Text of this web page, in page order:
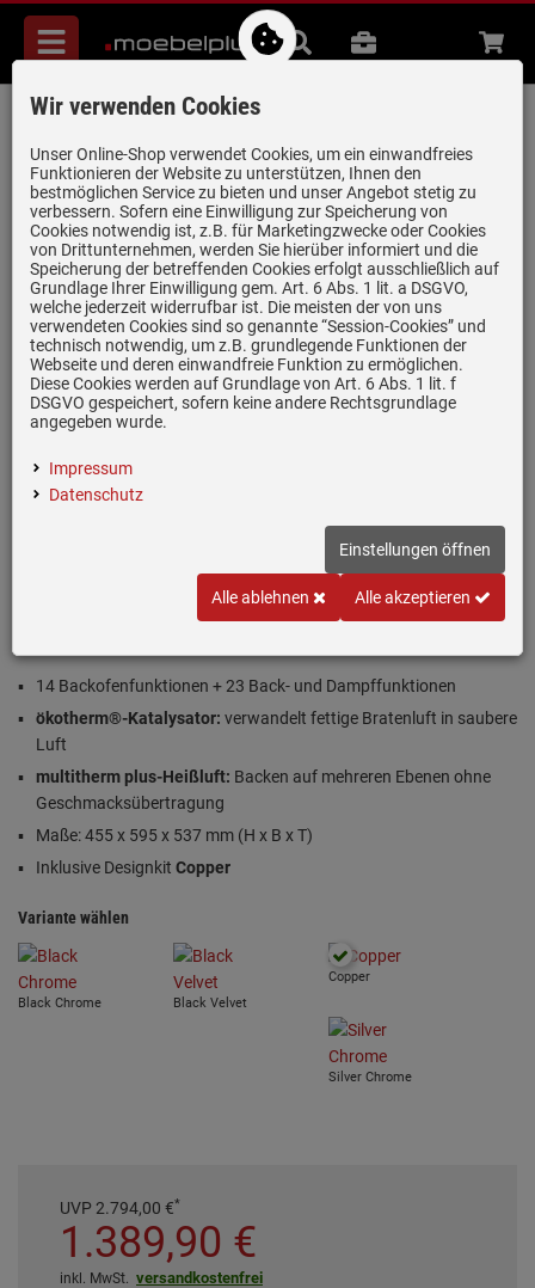
Menü
Suche
B2B Beratung
Küppersbusch CBD6550.0S7 K-Series. 5
Dampfbackofen Schwarz/Copper
Artikel-Nummer:19962291 | Herstellernummer: CBD6550.0S7 |
EAN:4037321040596
14 Backofenfunktionen + 23 Back- und Dampffunktionen
ökotherm®-Katalysator: verwandelt fettige Bratenluft in saubere
Luft
multitherm plus-Heißluft: Backen auf mehreren Ebenen ohne
Geschmacksübertragung
Maße: 455 x 595 x 537 mm (H x B x T)
Inklusive Designkit Copper
Variante wählen
Black Chrome Black Velvet
Copper
Silver Chrome
UVP 2.794,00 €*
1.389,90 €
inkl. MwSt. versandkostenfrei
Wir verwenden Cookies
Unser Online-Shop verwendet Cookies, um ein einwandfreies
Funktionieren der Website zu unterstützen, Ihnen den
bestmöglichen Service zu bieten und unser Angebot stetig zu
verbessern. Sofern eine Einwilligung zur Speicherung von
Cookies notwendig ist, z.B. für Marketingzwecke oder Cookies
von Drittunternehmen, werden Sie hierüber informiert und die
Speicherung der betreffenden Cookies erfolgt ausschließlich auf
Grundlage Ihrer Einwilligung gem. Art. 6 Abs. 1 lit. a DSGVO,
welche jederzeit widerrufbar ist. Die meisten der von uns
verwendeten Cookies sind so genannte “Session-Cookies” und
technisch notwendig, um z.B. grundlegende Funktionen der
Webseite und deren einwandfreie Funktion zu ermöglichen.
Diese Cookies werden auf Grundlage von Art. 6 Abs. 1 lit. f
DSGVO gespeichert, sofern keine andere Rechtsgrundlage
angegeben wurde.
Impressum
Datenschutz
Einstellungen öffnen
Alle ablehnen Alle akzeptieren